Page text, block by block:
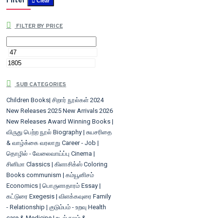
FILTER BY PRICE
SUB CATEGORIES
Children Books| சிறார் நூல்கள் 2024
New Releases 2025 New Arrivals 2026
New Releases Award Winning Books |
விருது பெற்ற நூல் Biography | சுயசரிதை
& வாழ்க்கை வரலாறு Career - Job |
தொழில் - வேலைவாய்ப்பு Cinema |
சினிமா Classics | கிளாசிக்ஸ் Coloring
Books communism | கம்யூனிசம்
Economics | பொருளாதாரம் Essay |
கட்டுரை Exegesis | விளக்கவுரை Family
- Relationship | குடும்பம் - உறவு Health